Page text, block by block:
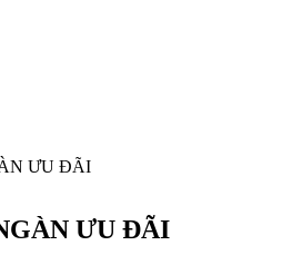
ƯU ĐÃI
ƯU ĐÃI